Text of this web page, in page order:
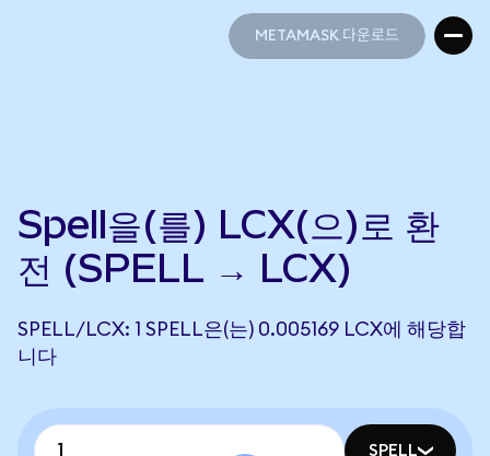
METAMASK 다운로드
Spell을(를) LCX(으)로 환
전 (SPELL → LCX)
SPELL/LCX: 1 SPELL은(는) 0.005169 LCX에 해당합
니다
SPELL